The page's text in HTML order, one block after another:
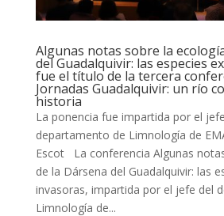
Algunas notas sobre la
del Guadalquivir: las especies
fue el título de la tercera
Jornadas Guadalquivir: un río
historia
La ponencia fue impartida por el
departamento de Limnología de
Escot La conferencia Algunas
de la Dársena del Guadalquivir: las
invasoras, impartida por el jefe del
Limnología de...